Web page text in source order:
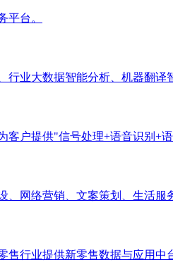
平台。
行业大数据智能分析、机器翻译
户提供"信号处理+语音识别+
网络营销、文案策划、生活服
售行业提供新零售数据与应用